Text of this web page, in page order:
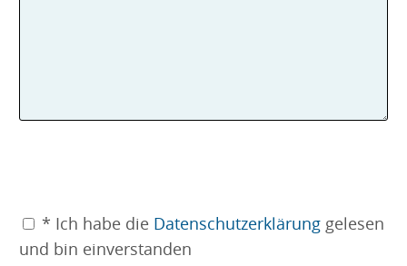
t
t
* Ich habe die Datenschutzerklärung gelesen
und bin einverstanden